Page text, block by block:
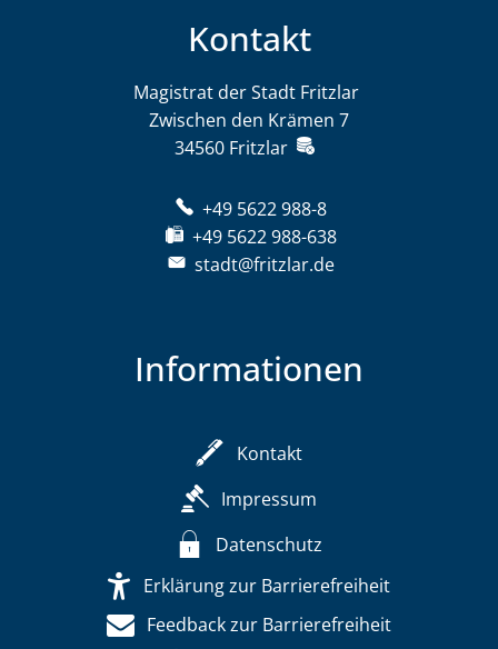
Kontakt
Magistrat der Stadt Fritzlar
Zwischen den Krämen 7
34560 Fritzlar
+49 5622 988-8
+49 5622 988-638
stadt@fritzlar.de
Informationen
Kontakt
Impressum
Datenschutz
Erklärung zur Barrierefreiheit
Feedback zur Barrierefreiheit